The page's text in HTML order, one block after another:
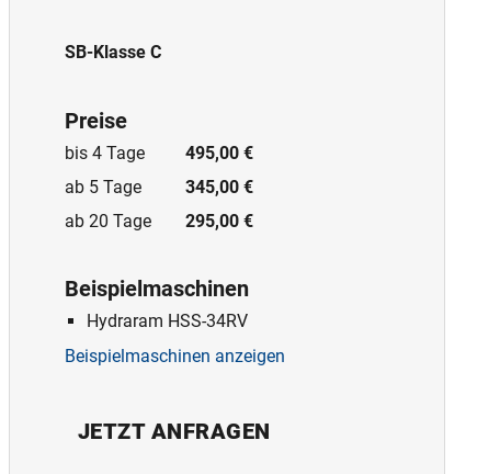
SB-Klasse C
Preise
bis 4 Tage
495,00 €
ab 5 Tage
345,00 €
ab 20 Tage
295,00 €
Beispielmaschinen
Hydraram HSS-34RV
Beispielmaschinen anzeigen
JETZT ANFRAGEN